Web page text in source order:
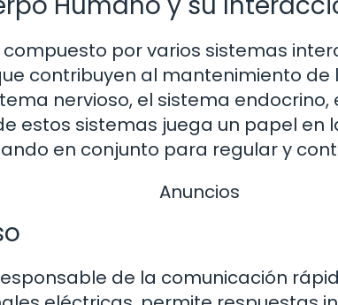
por varios sistemas
contribuyen al mantenimiento de
nervioso, el sistema
estos sistemas juega un papel en
en conjunto para regular y
Anuncios
de la comunicación